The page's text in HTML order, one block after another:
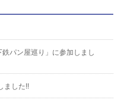
パン屋巡り」に参加しまし
ました!!